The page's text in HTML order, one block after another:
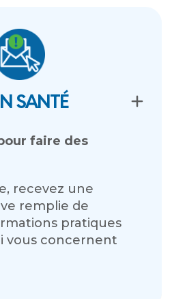
SANTÉ
faire des
recevez une
remplie de
pratiques
vous concernent